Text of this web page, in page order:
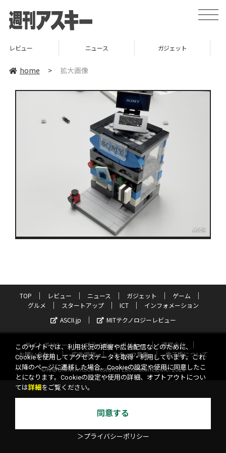
toggle
ガジェット
home > 拡大画像
TOP レビュー ニュース ガジェット
ゲーム
グルメ
スタートアップ ICT
インフォメーション
ASCII.jp
MITテクノロジーレビュー
サイトポリシー プライバシーポリシー
運営会社
お問い合わせ
広告掲載 スタッフ募集
電子版について
©KADOKAWA ASCII Research Laboratories, Inc. 2026
このサイトでは、利用状況の把握や広告配信などのために、
Cookieを使用してアクセスデータを取得・利用しています。これ
以降のページに遷移した場合、Cookieの設定や使用に同意したこ
とになります。Cookieの設定や使用の詳細、オプトアウトについ
ては詳細 をご覧ください。
同意する
＞プライバシーポリシー